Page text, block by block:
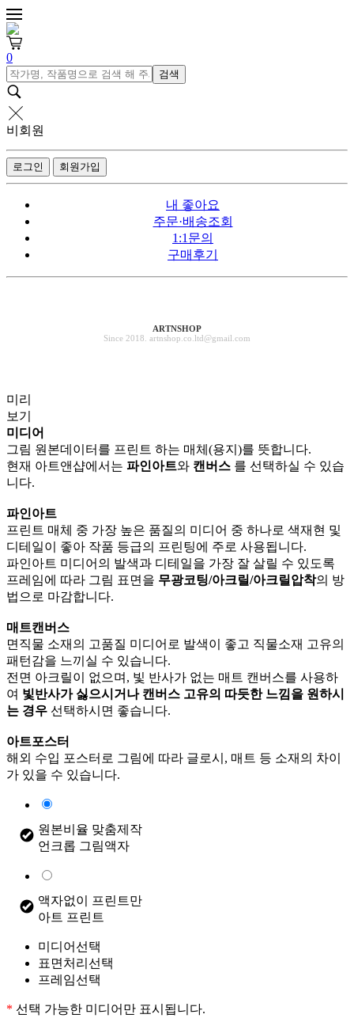
0
검색
비회원
로그인 회원가입
내 좋아요
주문·배송조회
1:1문의
구매후기
ARTNSHOP
Since 2018. artnshop.co.ltd@gmail.com
미리
보기
미디어
그림 원본데이터를 프린트 하는 매체(용지)를 뜻합니다.
현재 아트앤샵에서는 파인아트와 캔버스 를 선택하실 수 있습
니다.
파인아트
프린트 매체 중 가장 높은 품질의 미디어 중 하나로 색재현 및
디테일이 좋아 작품 등급의 프린팅에 주로 사용됩니다.
파인아트 미디어의 발색과 디테일을 가장 잘 살릴 수 있도록
프레임에 따라 그림 표면을 무광코팅/아크릴/아크릴압착의 방
법으로 마감합니다.
매트캔버스
면직물 소재의 고품질 미디어로 발색이 좋고 직물소재 고유의
패턴감을 느끼실 수 있습니다.
전면 아크릴이 없으며, 빛 반사가 없는 매트 캔버스를 사용하
여 빛반사가 싫으시거나 캔버스 고유의 따듯한 느낌을 원하시
는 경우 선택하시면 좋습니다.
아트포스터
해외 수입 포스터로 그림에 따라 글로시, 매트 등 소재의 차이
가 있을 수 있습니다.
원본비율 맞춤제작
언크롭 그림액자
액자없이 프린트만
아트 프린트
미디어선택
표면처리선택
프레임선택
* 선택 가능한 미디어만 표시됩니다.